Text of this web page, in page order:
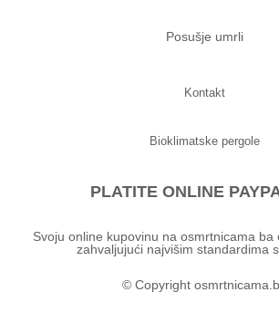
Posušje umrli
Kontakt
Bioklimatske pergole
PLATITE ONLINE
Svoju online kupovinu na osmrtnicama ba
zahvaljujući najvišim standardima
© Copyright